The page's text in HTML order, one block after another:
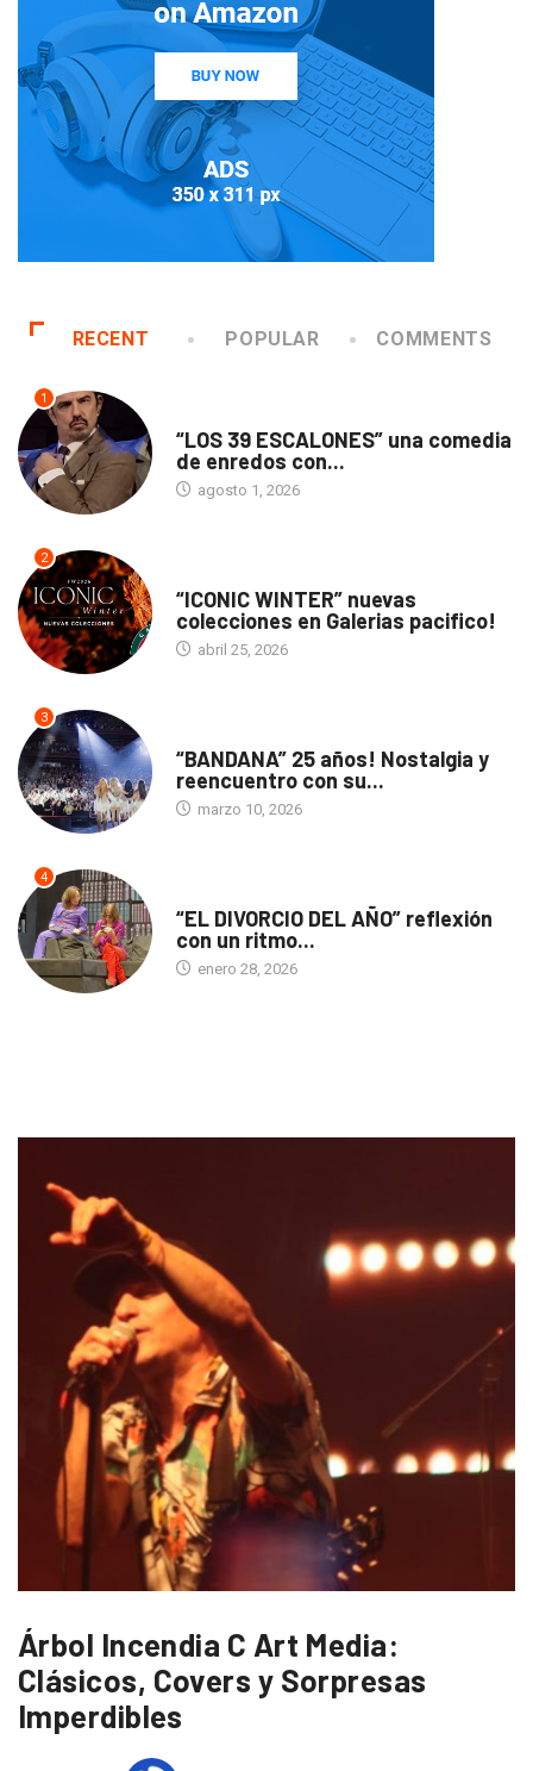
RECENT POPULAR COMMENTS
1
“LOS 39 ESCALONES” una comedia
de enredos con...
agosto 1, 2026
2
“ICONIC WINTER” nuevas
colecciones en Galerias pacifico!
abril 25, 2026
3
“BANDANA” 25 años! Nostalgia y
reencuentro con su...
marzo 10, 2026
4
“EL DIVORCIO DEL AÑO” reflexión
con un ritmo...
enero 28, 2026
Árbol Incendia C Art Media:
Clásicos, Covers y Sorpresas
Imperdibles